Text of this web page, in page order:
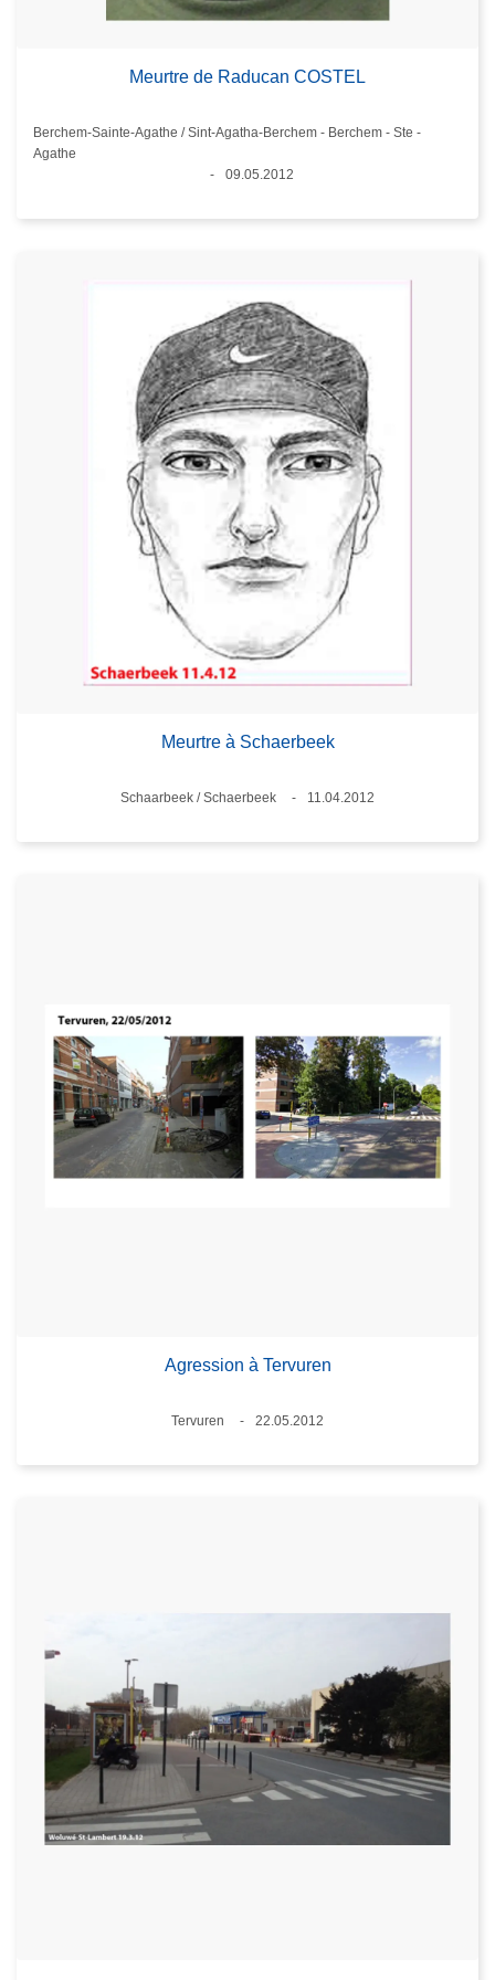
Meurtre de Raducan COSTEL
Standort
Berchem-Sainte-Agathe / Sint-Agatha-Berchem - Berchem - Ste -
Agathe
09.05.2012
Meurtre à Schaerbeek
Standort
Schaarbeek / Schaerbeek
11.04.2012
Agression à Tervuren
Standort
Tervuren
22.05.2012